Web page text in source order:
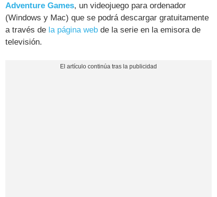
Adventure Games, un videojuego para ordenador
(Windows y Mac) que se podrá descargar gratuitamente
a través de la página web de la serie en la emisora de
televisión.